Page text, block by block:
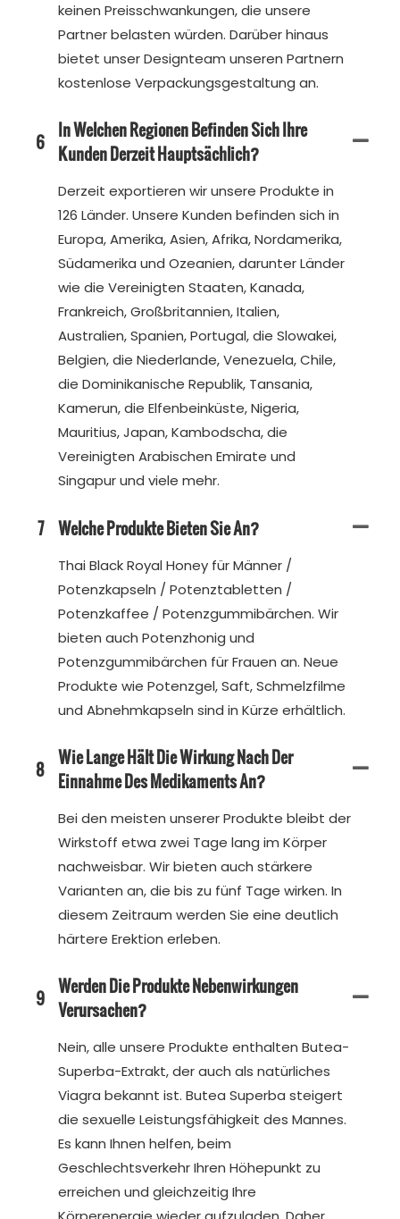
keinen Preisschwankungen, die unsere
Partner belasten würden. Darüber hinaus
bietet unser Designteam unseren Partnern
kostenlose Verpackungsgestaltung an.
6 In Welchen Regionen Befinden Sich Ihre
Kunden Derzeit Hauptsächlich?
Derzeit exportieren wir unsere Produkte in
126 Länder. Unsere Kunden befinden sich in
Europa, Amerika, Asien, Afrika, Nordamerika,
Südamerika und Ozeanien, darunter Länder
wie die Vereinigten Staaten, Kanada,
Frankreich, Großbritannien, Italien,
Australien, Spanien, Portugal, die Slowakei,
Belgien, die Niederlande, Venezuela, Chile,
die Dominikanische Republik, Tansania,
Kamerun, die Elfenbeinküste, Nigeria,
Mauritius, Japan, Kambodscha, die
Vereinigten Arabischen Emirate und
Singapur und viele mehr.
7 Welche Produkte Bieten Sie An?
Thai Black Royal Honey für Männer /
Potenzkapseln / Potenztabletten /
Potenzkaffee / Potenzgummibärchen. Wir
bieten auch Potenzhonig und
Potenzgummibärchen für Frauen an. Neue
Produkte wie Potenzgel, Saft, Schmelzfilme
und Abnehmkapseln sind in Kürze erhältlich.
8 Wie Lange Hält Die Wirkung Nach Der
Einnahme Des Medikaments An?
Bei den meisten unserer Produkte bleibt der
Wirkstoff etwa zwei Tage lang im Körper
nachweisbar. Wir bieten auch stärkere
Varianten an, die bis zu fünf Tage wirken. In
diesem Zeitraum werden Sie eine deutlich
härtere Erektion erleben.
9 Werden Die Produkte Nebenwirkungen
Verursachen?
Nein, alle unsere Produkte enthalten Butea-
Superba-Extrakt, der auch als natürliches
Viagra bekannt ist. Butea Superba steigert
die sexuelle Leistungsfähigkeit des Mannes.
Es kann Ihnen helfen, beim
Geschlechtsverkehr Ihren Höhepunkt zu
erreichen und gleichzeitig Ihre